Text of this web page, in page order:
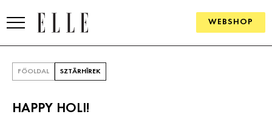
WEBSHOP
FŐOLDAL SZTÁRHÍREK
HAPPY HOLI!